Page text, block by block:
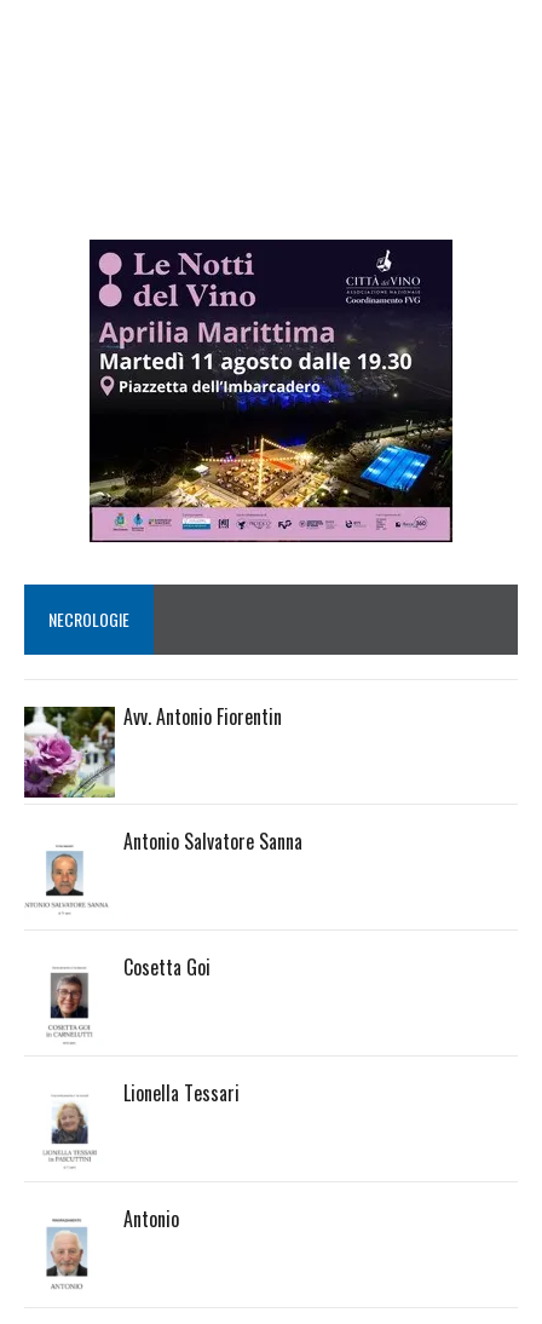
NECROLOGIE
Avv. Antonio Fiorentin
Antonio Salvatore Sanna
Cosetta Goi
Lionella Tessari
Antonio